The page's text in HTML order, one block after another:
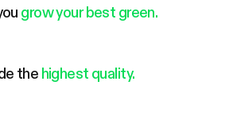
grow your best green.
the highest quality.